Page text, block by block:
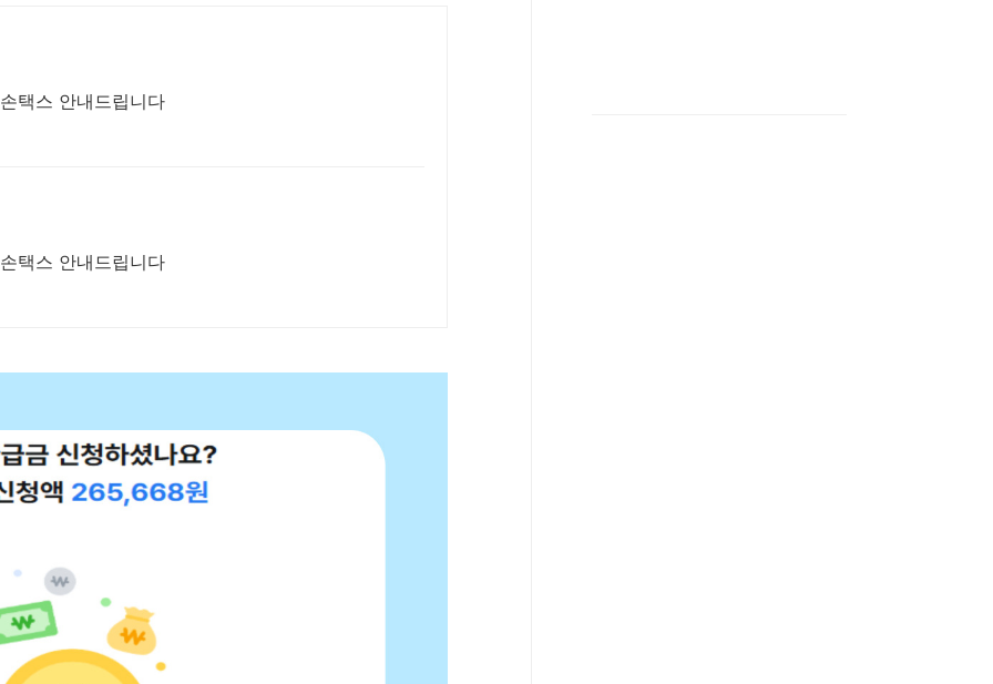
택스 안내드립니다
택스 안내드립니다